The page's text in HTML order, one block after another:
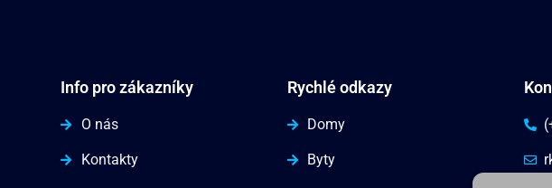
Info pro zákazníky
O nás
Kontakty
Rychlé odkazy
Domy
Byty